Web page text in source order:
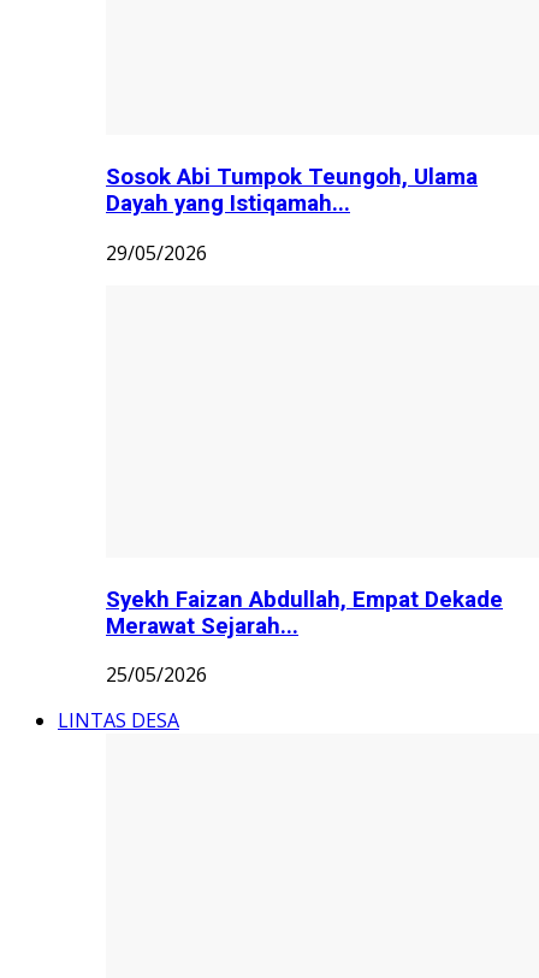
Sosok Abi Tumpok Teungoh, Ulama
Dayah yang Istiqamah...
29/05/2026
Syekh Faizan Abdullah, Empat Dekade
Merawat Sejarah...
25/05/2026
LINTAS DESA